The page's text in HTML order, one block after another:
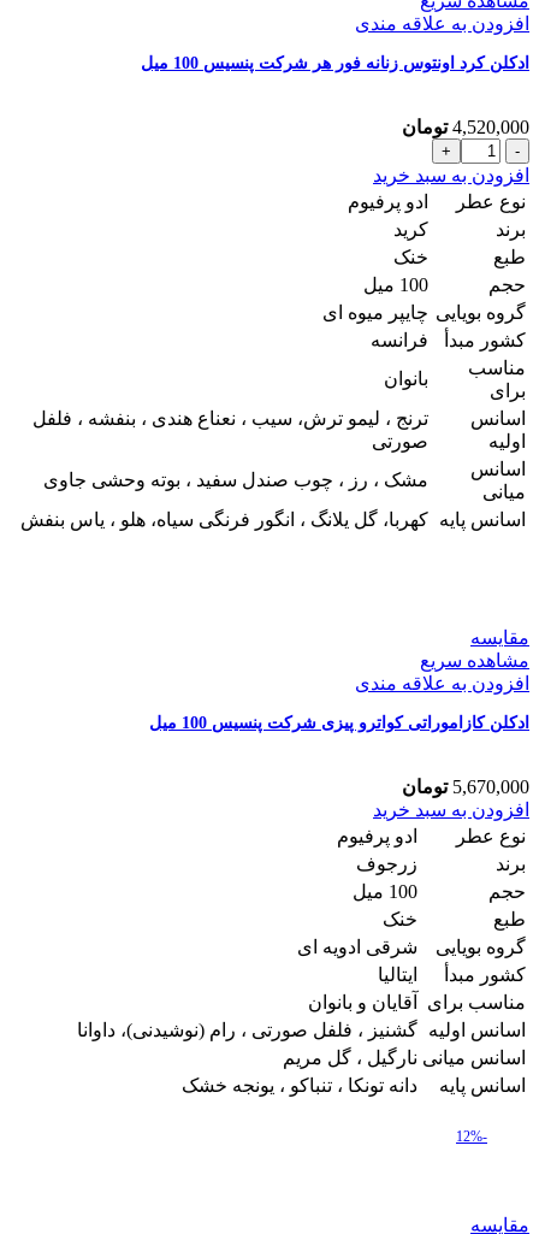
افزودن به علاقه مندی
ادکلن کرد اونتوس زنانه فور هر شرکت پنسیس 100 میل
4,520,000 تومان
ادکلن
کرد
اونتوس
زنانه
فور
هر
شرکت
پنسیس
100
میل
عدد
افزودن به سبد خرید
نوع عطر
ادو پرفیوم
برند
کرید
طبع
خنک
حجم
100 میل
گروه بویایی چایپر میوه ای
کشور مبدأ
فرانسه
مناسب
برای
بانوان
اسانس
اولیه
ترنج ، لیمو ترش، سیب ، نعناع هندی ، بنفشه ، فلفل
صورتی
اسانس
میانی
مشک ، رز ، چوب صندل سفید ، بوته وحشی جاوی
اسانس پایه کهربا، گل یلانگ ، انگور فرنگی سیاه، هلو ، یاس بنفش
مقایسه
مشاهده سریع
افزودن به علاقه مندی
ادکلن کازاموراتی کواترو پیزی شرکت پنسیس 100 میل
5,670,000 تومان
ادکلن
کازاموراتی
کواترو
پیزی
شرکت
پنسیس
100
میل
عدد
افزودن به سبد خرید
نوع عطر
ادو پرفیوم
برند
زرجوف
حجم
100 میل
طبع
خنک
گروه بویایی
شرقی ادویه ای
کشور مبدأ
ایتالیا
مناسب برای
آقایان و بانوان
اسانس اولیه گشنیز ، فلفل صورتی ، رام (نوشیدنی)، داوانا
اسانس میانی نارگیل ، گل مریم
اسانس پایه
دانه تونکا ، تنباکو ، یونجه خشک
-12%
مقایسه